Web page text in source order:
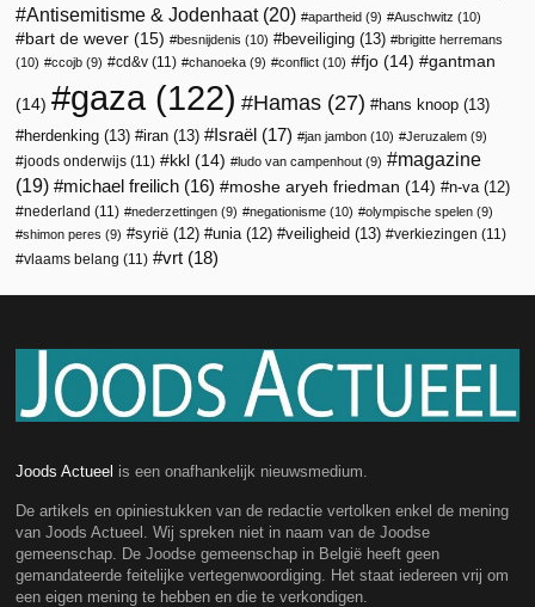
Antisemitisme & Jodenhaat(20) apartheid (9) Auschwitz (10)
bart de wever (15) besnijdenis (10) beveiliging (13)
brigitte herremans
(10)
ccojb (9) cd&v (11) chanoeka (9) conflict (10) fjo (14) gantman
(14) gaza(122) Hamas (27) hans knoop (13)
herdenking (13) iran (13) Israël (17) jan jambon (10) Jeruzalem (9)
joods onderwijs (11) kkl (14) ludo van campenhout (9)
magazine
(19)
michael freilich (16) moshe aryeh friedman (14) n-va(12)
nederland (11) nederzettingen (9) negationisme (10) olympische spelen (9)
shimon peres (9) syrië (12) unia(12) veiligheid (13) verkiezingen (11)
vlaams belang (11) vrt (18)
Joods Actueel is een onafhankelijk nieuwsmedium.
De artikels en opiniestukken van de redactie vertolken enkel de mening
van Joods Actueel. Wij spreken niet in naam van de Joodse
gemeenschap. De Joodse gemeenschap in België heeft geen
gemandateerde feitelijke vertegenwoordiging. Het staat iedereen vrij om
een eigen mening te hebben en die te verkondigen.